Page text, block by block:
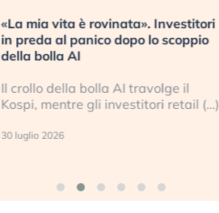
«La mia vita è rovinata». Investitori
in preda al panico dopo lo scoppio
della bolla AI
Il crollo della bolla AI travolge il
Kospi, mentre gli investitori retail (…)
30 luglio 2026